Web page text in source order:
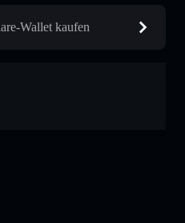
Wallet kaufen